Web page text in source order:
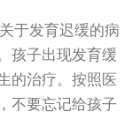
于发育迟缓的病
孩子出现发育缓
的治疗。按照医
不要忘记给孩子